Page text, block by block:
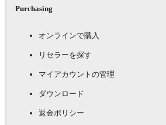
Purchasing
オンラインで購入
リセラーを探す
マイアカウントの管理
ダウンロード
返金ポリシー